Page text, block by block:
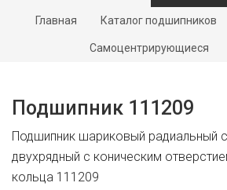
Главная Каталог подшипников
Самоцентрирующиеся
Подшипник 111209
Подшипник шариковый радиальный
двухрядный с коническим
кольца 111209